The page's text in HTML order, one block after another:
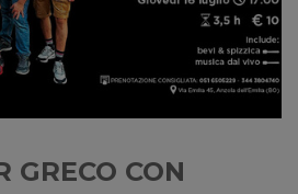
GRECO CON